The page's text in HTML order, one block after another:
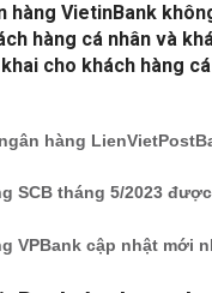
hàng VietinBank
hàng cá nhân và
cho khách hàng
hàng
SCB tháng 5/2023
VPBank cập nhật mới